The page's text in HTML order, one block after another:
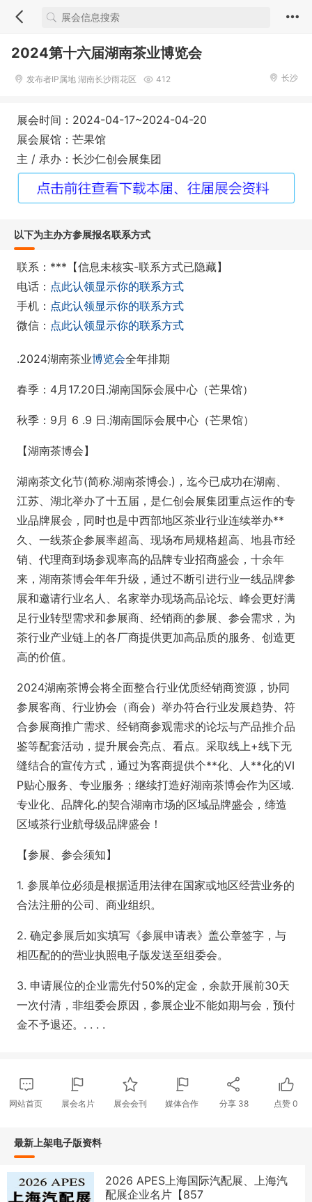
2024第十六届湖南茶业博览会
发布者IP属地 湖南长沙雨花区 412 长沙
展会时间：2024-04-17~2024-04-20
展会展馆：芒果馆
主 / 承办：长沙仁创会展集团
以下为主办方参展报名联系方式
联系：***【信息未核实-联系方式已隐藏】
电话： 点此认领显示你的联系方式
手机： 点此认领显示你的联系方式
微信： 点此认领显示你的联系方式
.2024湖南茶业博览会全年排期
春季：4月17.20日.湖南国际会展中心（芒果馆）
秋季：9月 6 .9 日.湖南国际会展中心（芒果馆）
【湖南茶博会】
湖南茶文化节(简称.湖南茶博会.)，迄今已成功在湖南、
江苏、湖北举办了十五届，是仁创会展集团重点运作的专
业品牌展会，同时也是中西部地区茶业行业连续举办**
久、一线茶企参展率超高、现场布局规格超高、地县市经
销、代理商到场参观率高的品牌专业招商盛会，十余年
来，湖南茶博会年年升级，通过不断引进行业一线品牌参
展和邀请行业名人、名家举办现场高品论坛、峰会更好满
足行业转型需求和参展商、经销商的参展、参会需求，为
茶行业产业链上的各厂商提供更加高品质的服务、创造更
高的价值。
2024湖南茶博会将全面整合行业优质经销商资源，协同
参展客商、行业协会（商会）举办符合行业发展趋势、符
合参展商推广需求、经销商参观需求的论坛与产品推介品
鉴等配套活动，提升展会亮点、看点。采取线上+线下无
缝结合的宣传方式，通过为客商提供个**化、人**化的VI
P贴心服务、专业服务；继续打造好湖南茶博会作为区域.
专业化、品牌化.的契合湖南市场的区域品牌盛会，缔造
区域茶行业航母级品牌盛会！
【参展、参会须知】
1. 参展单位必须是根据适用法律在国家或地区经营业务的
合法注册的公司、商业组织。
2. 确定参展后如实填写《参展申请表》盖公章签字，与
相匹配的的营业执照电子版发送至组委会。
3. 申请展位的企业需先付50%的定金，余款开展前30天
一次付清，非组委会原因，参展企业不能如期与会，预付
金不予退还。. . . .
网站首页 展会名片 展会会刊 媒体合作 分享 38 点赞0
最新上架电子版资料
2026 APES上海国际汽配展、上海汽
配展企业名片【857